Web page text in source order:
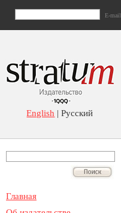
E-mail
English | Русский
Главная